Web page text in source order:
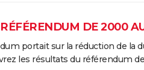
DE 2000
portait sur la réduction de la
les résultats du référendum